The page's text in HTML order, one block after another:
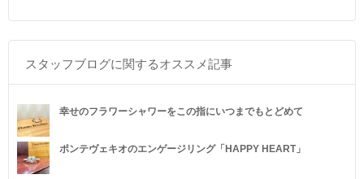
スタッフブログに関するオススメ記事
幸せのフラワーシャワーをこの指にいつまでもとどめて
ポンテヴェキオのエンゲージリング「HAPPY HEART」